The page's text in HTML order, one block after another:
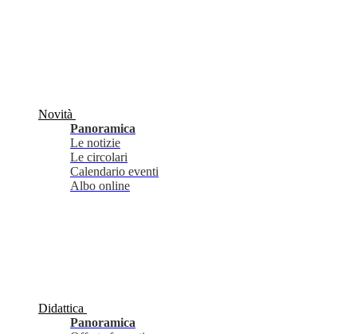
Novità
Panoramica
Le notizie
Le circolari
Calendario eventi
Albo online
Didattica
Panoramica